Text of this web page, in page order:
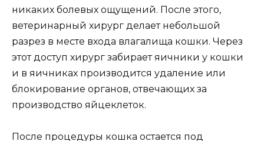
никаких болевых ощущений. После этого,
ветеринарный хирург делает небольшой
разрез в месте входа влагалища кошки. Через
этот доступ хирург забирает яичники у кошки
и в яичниках производится удаление или
блокирование органов, отвечающих за
производство яйцеклеток.
После процедуры кошка остается под